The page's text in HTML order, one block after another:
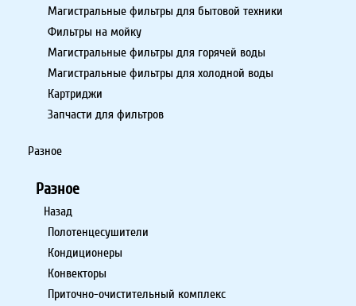
Магистральные фильтры для бытовой техники
Фильтры на мойку
Магистральные фильтры для горячей воды
Магистральные фильтры для холодной воды
Картриджи
Запчасти для фильтров
Разное
Разное
Назад
Полотенцесушители
Кондиционеры
Конвекторы
Приточно-очистительный комплекс